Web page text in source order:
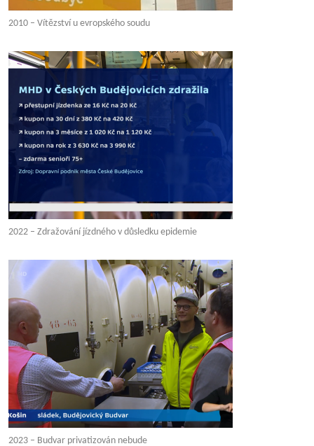
2010 – Vítězství u evropského soudu
2022 – Zdražování jízdného v důsledku epidemie
2023 – Budvar privatizován nebude